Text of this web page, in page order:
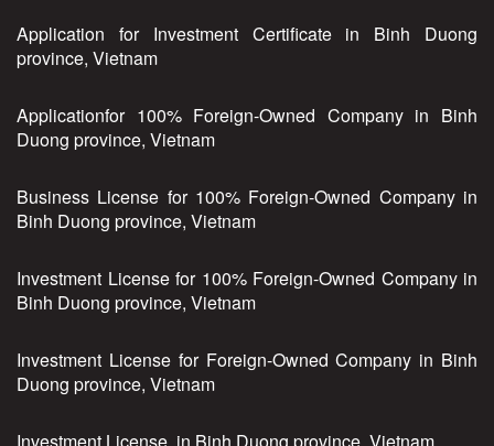
Application for Investment Certificate in Binh Duong
province, Vietnam
Applicationfor 100% Foreign-Owned Company in Binh
Duong province, Vietnam
Business License for 100% Foreign-Owned Company in
Binh Duong province, Vietnam
Investment License for 100% Foreign-Owned Company in
Binh Duong province, Vietnam
Investment License for Foreign-Owned Company in Binh
Duong province, Vietnam